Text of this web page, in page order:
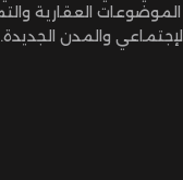
العقارية
والمدن الجديدة.